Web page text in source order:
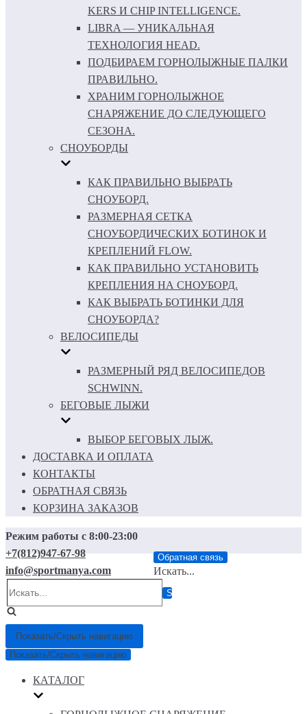
KERS И CHIP INTELLIGENCE.
LIBRA — УНИКАЛЬНАЯ
ТЕХНОЛОГИЯ HEAD.
ПОДБИРАЕМ ГОРНОЛЫЖНЫЕ ПАЛКИ
ПРАВИЛЬНО.
ХРАНИМ ГОРНОЛЫЖНОЕ
СНАРЯЖЕНИЕ ДО СЛЕДУЮЩЕГО
СЕЗОНА.
СНОУБОРДЫ
КАК ПРАВИЛЬНО ВЫБРАТЬ
СНОУБОРД.
РАЗМЕРНАЯ СЕТКА
СНОУБОРДИЧЕСКИХ БОТИНОК И
КРЕПЛЕНИЙ FLOW.
КАК ПРАВИЛЬНО УСТАНОВИТЬ
КРЕПЛЕНИЯ НА СНОУБОРД.
КАК ВЫБРАТЬ БОТИНКИ ДЛЯ
СНОУБОРДА?
ВЕЛОСИПЕДЫ
РАЗМЕРНЫЙ РЯД ВЕЛОСИПЕДОВ
SCHWINN.
БЕГОВЫЕ ЛЫЖИ
ВЫБОР БЕГОВЫХ ЛЫЖ.
ДОСТАВКА И ОПЛАТА
КОНТАКТЫ
ОБРАТНАЯ СВЯЗЬ
КОРЗИНА ЗАКАЗОВ
Режим работы с 8:00-23:00
+7(812)947-67-98
info@sportmanya.com
Обратная связь
Искать...
Показать/Скрыть навигацию
Показать/Скрыть навигацию
КАТАЛОГ